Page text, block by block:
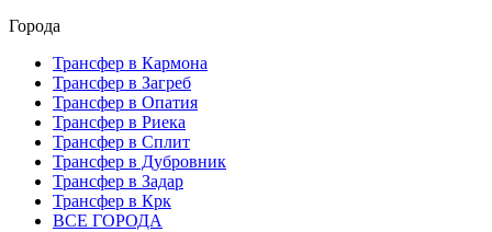
Города
Трансфер в Кармона
Трансфер в Загреб
Трансфер в Опатия
Трансфер в Риека
Трансфер в Сплит
Трансфер в Дубровник
Трансфер в Задар
Трансфер в Крк
ВСЕ ГОРОДА